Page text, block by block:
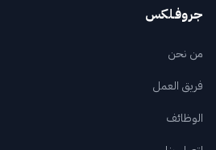
جروفـلكس
من نحن
فريق العمل
الوظائف